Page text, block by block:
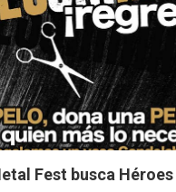
Fest busca Héroes